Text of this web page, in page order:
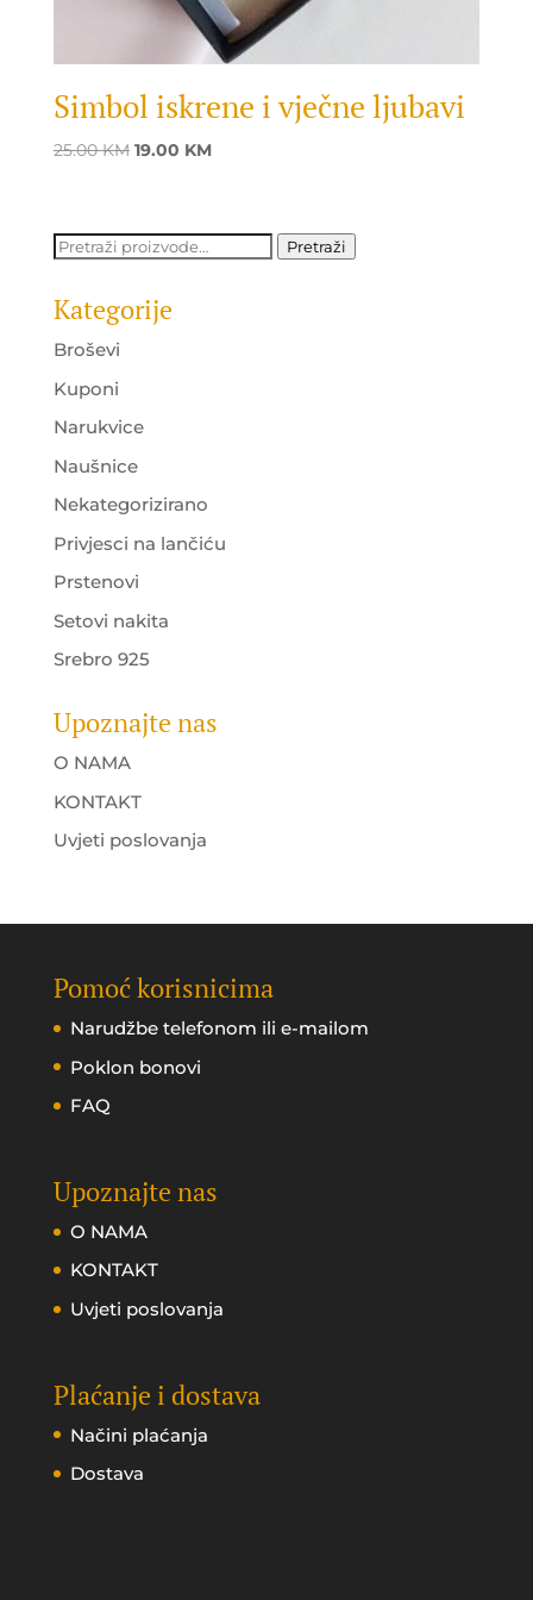
Simbol iskrene i vječne ljubavi
25.00KM Original
25.00 KM.
19.00 KMCurrent
19.00 KM.
Pretraži: Pretraži
Kategorije
Broševi
Kuponi
Narukvice
Naušnice
Nekategorizirano
Privjesci na lančiću
Prstenovi
Setovi nakita
Srebro 925
Upoznajte nas
O NAMA
KONTAKT
Uvjeti poslovanja
Pomoć korisnicima
Narudžbe telefonom ili e-mailom
Poklon bonovi
FAQ
Upoznajte nas
O NAMA
KONTAKT
Uvjeti poslovanja
Plaćanje i dostava
Načini plaćanja
Dostava